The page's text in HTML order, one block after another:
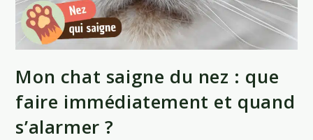
Mon chat saigne du nez : que
faire immédiatement et quand
s’alarmer ?